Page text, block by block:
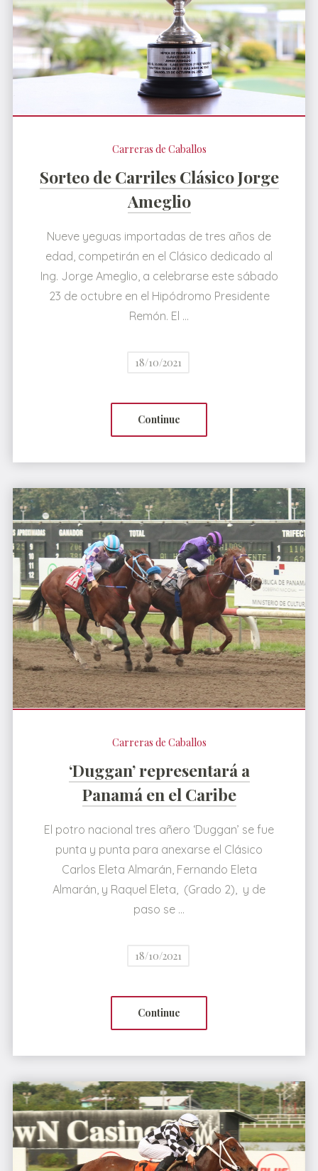
Carreras de Caballos
Sorteo de Carriles Clásico Jorge
Ameglio
Nueve yeguas importadas de tres años de
edad, competirán en el Clásico dedicado al
Ing. Jorge Ameglio, a celebrarse este sábado
23 de octubre en el Hipódromo Presidente
Remón. El …
18/10/2021
Continue
Carreras de Caballos
‘Duggan’ representará a
Panamá en el Caribe
El potro nacional tres añero ‘Duggan’ se fue
punta y punta para anexarse el Clásico
Carlos Eleta Almarán, Fernando Eleta
Almarán, y Raquel Eleta, (Grado 2), y de
paso se …
18/10/2021
Continue